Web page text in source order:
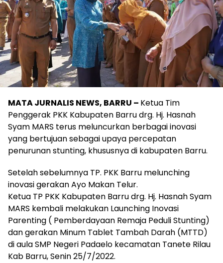
MATA JURNALIS NEWS, BARRU – Ketua Tim
Penggerak PKK Kabupaten Barru drg. Hj. Hasnah
Syam MARS terus meluncurkan berbagai inovasi
yang bertujuan sebagai upaya percepatan
penurunan stunting, khususnya di kabupaten Barru.
Setelah sebelumnya TP. PKK Barru melunching
inovasi gerakan Ayo Makan Telur.
Ketua TP PKK Kabupaten Barru drg. Hj. Hasnah Syam
MARS kembali melakukan Launching Inovasi
Parenting ( Pemberdayaan Remaja Peduli Stunting)
dan gerakan Minum Tablet Tambah Darah (MTTD)
di aula SMP Negeri Padaelo kecamatan Tanete Rilau
Kab Barru, Senin 25/7/2022.